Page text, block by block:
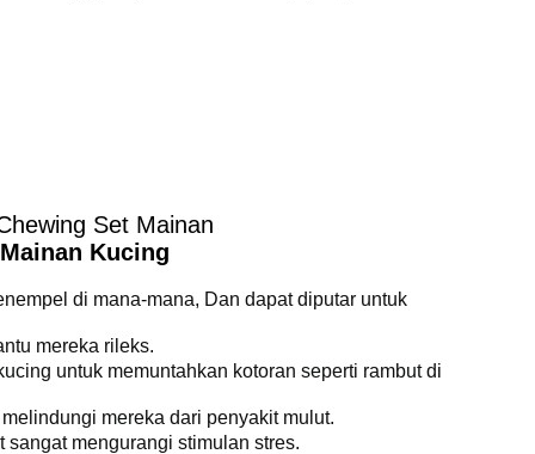
Set Mainan
Kucing
di mana-mana, Dan dapat diputar untuk
mereka rileks.
untuk memuntahkan kotoran seperti rambut di
mereka dari penyakit mulut.
mengurangi stimulan stres.